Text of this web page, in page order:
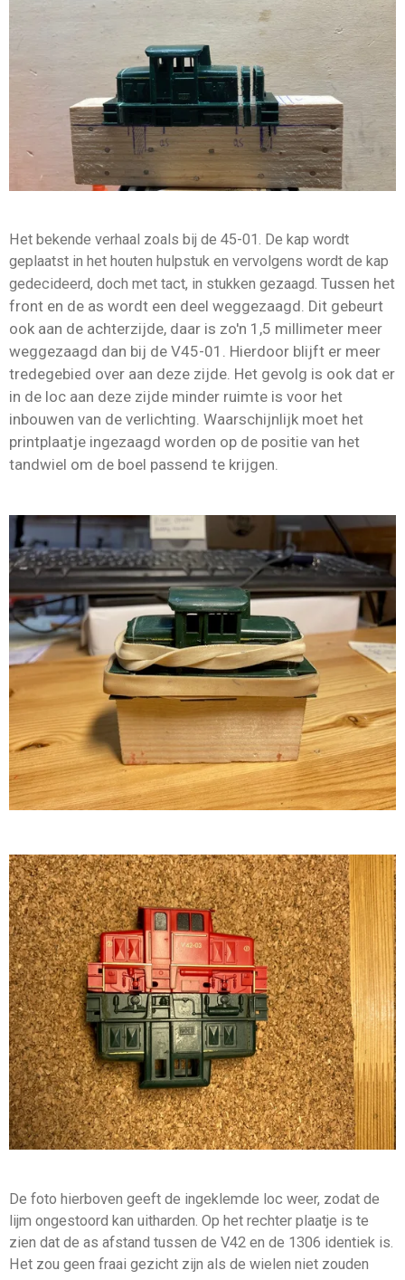
Het bekende verhaal zoals bij de 45-01. De kap wordt
geplaatst in het houten hulpstuk en vervolgens wordt de kap
gedecideerd, doch met tact, in stukken gezaagd. Tussen het
front en de as wordt een deel weggezaagd. Dit gebeurt
ook aan de achterzijde, daar is zo'n 1,5 millimeter meer
weggezaagd dan bij de V45-01. Hierdoor blijft er meer
tredegebied over aan deze zijde. Het gevolg is ook dat er
in de loc aan deze zijde minder ruimte is voor het
inbouwen van de verlichting. Waarschijnlijk moet het
printplaatje ingezaagd worden op de positie van het
tandwiel om de boel passend te krijgen.
De foto hierboven geeft de ingeklemde loc weer, zodat de
lijm ongestoord kan uitharden. Op het rechter plaatje is te
zien dat de as afstand tussen de V42 en de 1306 identiek is.
Het zou geen fraai gezicht zijn als de wielen niet zouden